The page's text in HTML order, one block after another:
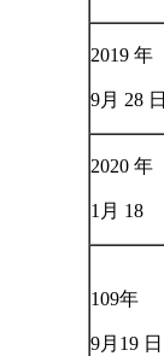
2019 年
9月 28 日
2020 年
1月 18
109年
9月19 日